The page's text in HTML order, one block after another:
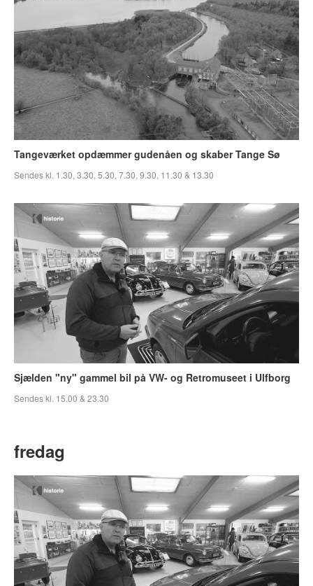
Tangeværket opdæmmer gudenåen og skaber Tange Sø
Sendes kl. 1.30, 3.30, 5.30, 7.30, 9.30, 11.30 & 13.30
Sjælden "ny" gammel bil på VW- og Retromuseet i Ulfborg
Sendes kl. 15.00 & 23.30
fredag